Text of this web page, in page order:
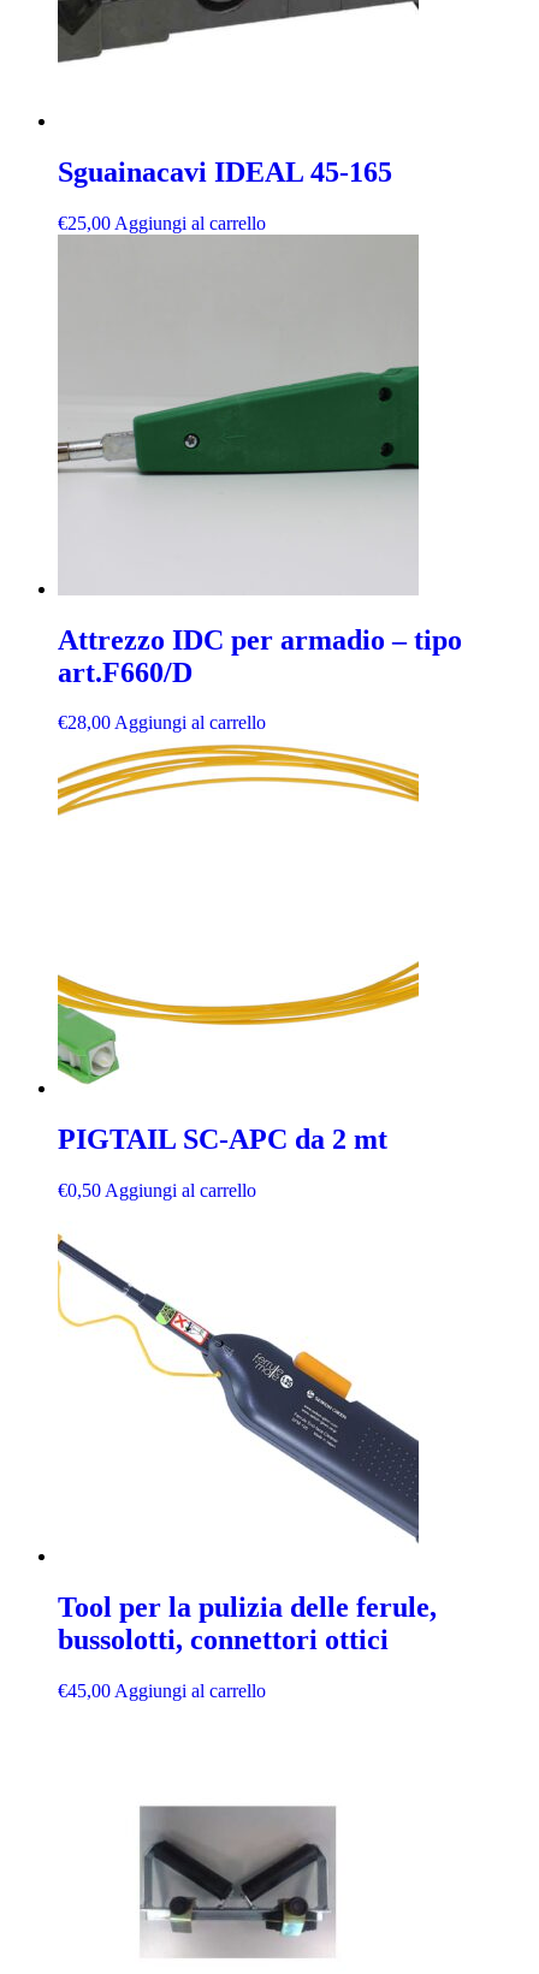
Sguainacavi IDEAL 45-165
€25,00 Aggiungi al carrello
Attrezzo IDC per armadio – tipo
art.F660/D
€28,00Aggiungi al carrello
PIGTAIL SC-APC da 2 mt
€0,50 Aggiungi al carrello
Tool per la pulizia delle ferule,
bussolotti, connettori ottici
€45,00 Aggiungi al carrello